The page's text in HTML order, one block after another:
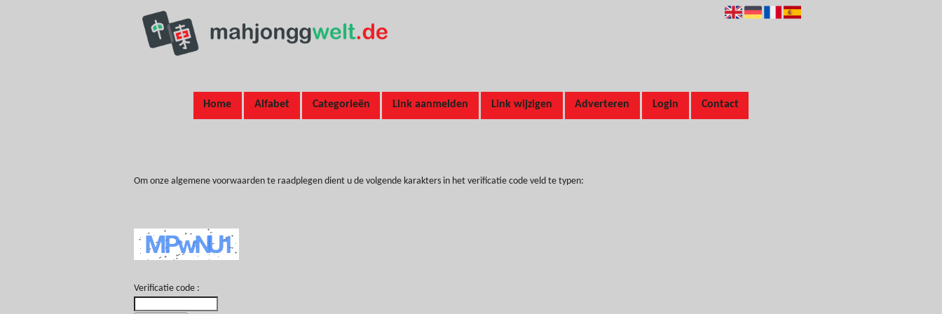
Home Alfabet Categorieën Link aanmelden Link wijzigen Adverteren Login Contact
Om onze algemene voorwaarden te raadplegen dient u de volgende karakters in het verificatie code veld te typen:
Verificatie code :